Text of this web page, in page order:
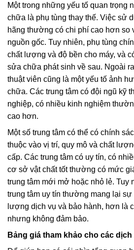
Một trong những yếu tố quan trọng
chữa là phụ tùng thay thế. Việc sử
hãng thường có chi phí cao hơn so
nguồn gốc. Tuy nhiên, phụ tùng
chất lượng và độ bền cho máy, và
sửa chữa phát sinh về sau. Ngoài
thuật viên cũng là một yếu tố ảnh
chữa. Các trung tâm có đội ngũ kỹ
nghiệp, có nhiều kinh nghiệm
cao hơn.
Một số trung tâm có thể có chính
thuộc vào vị trí, quy mô và chất
cấp. Các trung tâm có uy tín, có
cơ sở vật chất tốt thường có mức
trung tâm mới mở hoặc nhỏ lẻ. Tuy
trung tâm uy tín thường mang lại
lượng dịch vụ và bảo hành, hơn là
nhưng không đảm bảo.
Bảng giá tham khảo cho các